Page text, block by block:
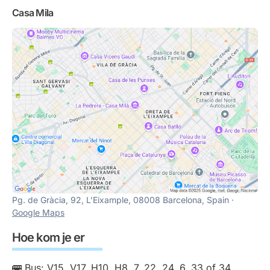
Casa Mila
Pg. de Gràcia, 92, L’Eixample, 08008 Barcelona, Spain ·
Google Maps
Hoe kom je er